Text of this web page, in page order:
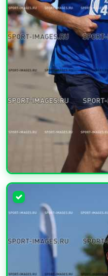
УВЕЛИЧИТЬ